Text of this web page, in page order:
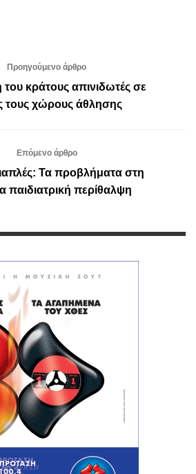
Προηγούμενο άρθρο
του κράτους απινιδωτές σε
τους χώρους άθλησης
Επόμενο άρθρο
Τα προβλήματα στη
παιδιατρική περίθαλψη